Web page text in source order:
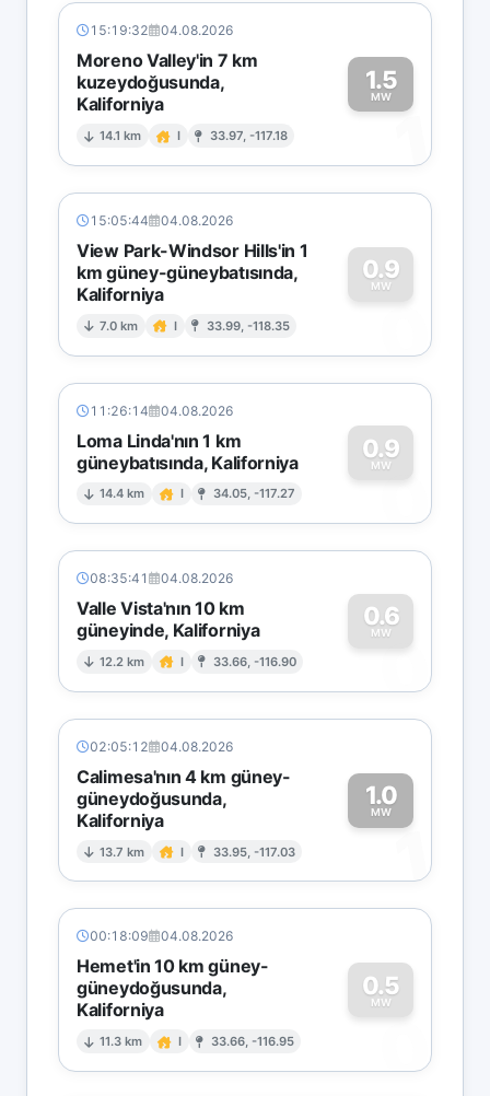
15:19:32 04.08.2026
Moreno Valley'in 7 km
kuzeydoğusunda,
Kaliforniya
14.1 km I 33.97, -117.18
1.5
MW
1
15:05:44 04.08.2026
View Park-Windsor Hills'in 1
km güney-güneybatısında,
Kaliforniya
7.0 km I 33.99, -118.35
0.9
MW
0
11:26:14 04.08.2026
Loma Linda'nın 1 km
güneybatısında, Kaliforniya
14.4 km I 34.05, -117.27
0.9
MW
0
08:35:41 04.08.2026
Valle Vista'nın 10 km
güneyinde, Kaliforniya
12.2 km I 33.66, -116.90
0.6
MW
0
02:05:12 04.08.2026
Calimesa'nın 4 km güney-
güneydoğusunda,
Kaliforniya
13.7 km I 33.95, -117.03
1.0
MW
1
00:18:09 04.08.2026
Hemet'in 10 km güney-
güneydoğusunda,
Kaliforniya
11.3 km I 33.66, -116.95
0.5
MW
0